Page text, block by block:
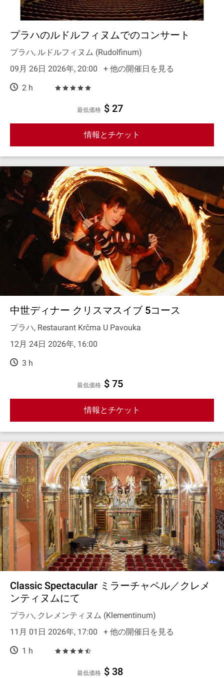
プラハのルドルフィヌムでのコンサート
プラハ, ルドルフィヌム (Rudolfinum)
09月 26日 2026年, 20:00
+ 他の開催日を見る
2 h
最低価格 $ 27
情報とチケット
中世ディナー クリスマスイブ 5コース
プラハ, Restaurant Krčma U Pavouka
12月 24日 2026年, 16:00
3 h
最低価格 $ 75
情報とチケット
Classic Spectacular ミラーチャペル／クレメ
ンティヌムにて
プラハ, クレメンティヌム (Klementinum)
11月 01日 2026年, 17:00
+ 他の開催日を見る
1 h
最低価格 $ 38